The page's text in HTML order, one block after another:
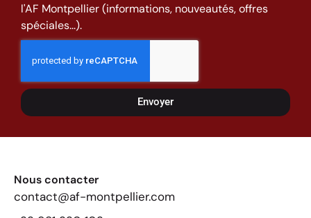
l'AF Montpellier (informations, nouveautés, offres
spéciales...).
Envoyer
Nous contacter
contact@af-montpellier.com